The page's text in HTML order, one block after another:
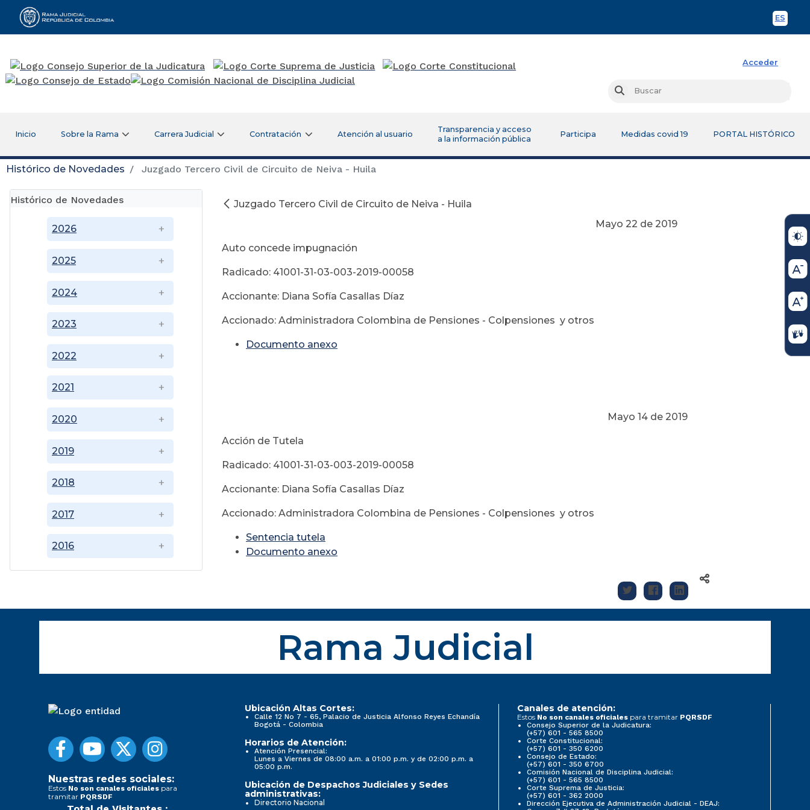
ES
Rama Judicial
Acceder
Buscar
Inicio Sobre la Rama Carrera Judicial Contratación Atención al usuario
Transparencia y acceso
a la información pública
Participa Medidas covid 19 PORTAL HISTÓRICO
Histórico de Novedades Juzgado Tercero Civil de Circuito de Neiva - Huila
Histórico de Novedades
2016
2017
2018
2019
2020
2021
2022
2023
2024
2025
2026
Juzgado Tercero Civil de Circuito de Neiva - Huila
Mayo 22 de 2019
Auto concede impugnación
Radicado: 41001-31-03-003-2019-00058
Accionante: Diana Sofía Casallas Díaz
Accionado: Administradora Colombina de Pensiones - Colpensiones y otros
Documento anexo
Mayo 14 de 2019
Acción de Tutela
Radicado: 41001-31-03-003-2019-00058
Accionante: Diana Sofía Casallas Díaz
Accionado: Administradora Colombina de Pensiones - Colpensiones y otros
Sentencia tutela
Documento anexo
Rama Judicial
Nuestras redes sociales:
Estos No son canales oficiales para
tramitar PQRSDF
Ubicación Altas Cortes:
Calle 12 No 7 - 65, Palacio de Justicia Alfonso Reyes Echandía
Bogotá - Colombia
Horarios de Atención:
Atención Presencial:
Lunes a Viernes de 08:00 a.m. a 01:00 p.m. y de 02:00 p.m. a
05:00 p.m.
Ubicación de Despachos Judiciales y Sedes
administrativas:
Directorio Nacional
Canales de atención:
Estos No son canales oficiales para tramitar PQRSDF
Consejo Superior de la Judicatura:
(+57) 601 - 565 8500
Corte Constitucional:
(+57) 601 - 350 6200
Consejo de Estado:
(+57) 601 - 350 6700
Comisión Nacional de Disciplina Judicial:
(+57) 601 - 565 8500
Corte Suprema de Justicia:
(+57) 601 - 362 2000
Dirección Ejecutiva de Administración Judicial - DEAJ: